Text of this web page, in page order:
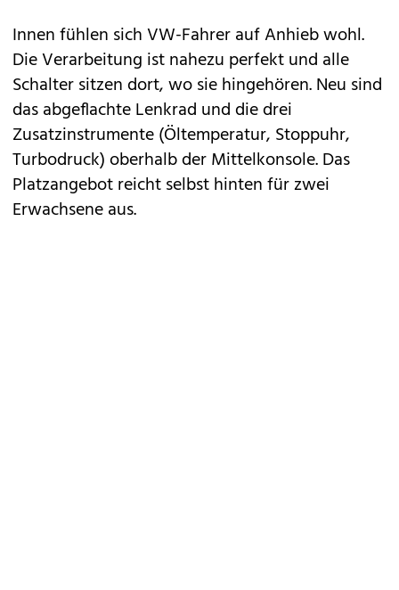
Innen fühlen sich VW-Fahrer auf Anhieb wohl.
Die Verarbeitung ist nahezu perfekt und alle
Schalter sitzen dort, wo sie hingehören. Neu sind
das abgeflachte Lenkrad und die drei
Zusatzinstrumente (Öltemperatur, Stoppuhr,
Turbodruck) oberhalb der Mittelkonsole. Das
Platzangebot reicht selbst hinten für zwei
Erwachsene aus.